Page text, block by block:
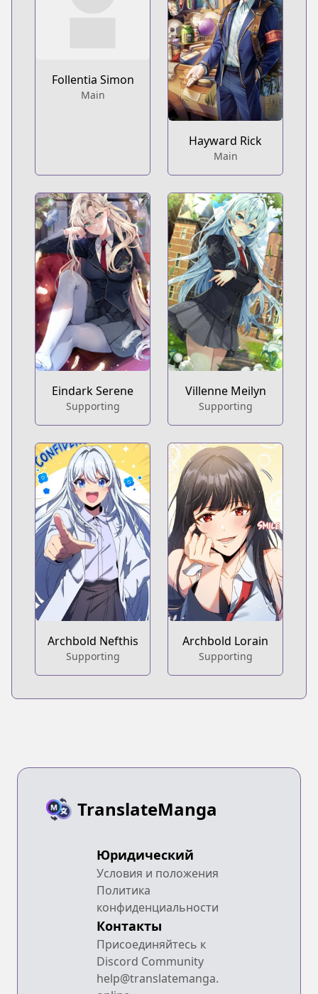
Follentia Simon
Main
Hayward Rick
Main
Eindark Serene
Supporting
Villenne Meilyn
Supporting
Archbold Nefthis
Supporting
Archbold Lorain
Supporting
TranslateManga
Юридический
Условия и положения
Политика
конфиденциальности
Контакты
Присоединяйтесь к
Discord Community
help@translatemanga.